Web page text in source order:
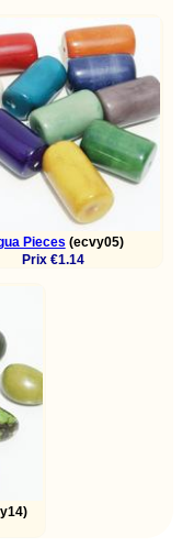
Pieces (ecvy05)
Prix €1.14